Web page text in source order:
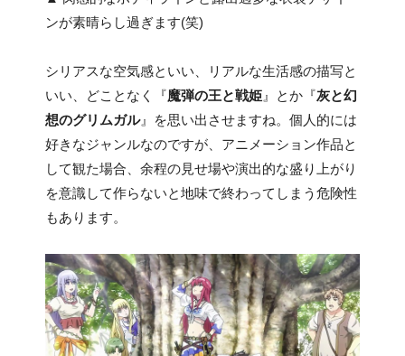
ンが素晴らし過ぎます(笑)
シリアスな空気感といい、リアルな生活感の描写と
いい、どことなく『魔弾の王と戦姫 』とか『灰と幻
想のグリムガル』を思い出させますね。個人的には
好きなジャンルなのですが、アニメーション作品と
して観た場合、余程の見せ場や演出的な盛り上がり
を意識して作らないと地味で終わってしまう危険性
もあります。